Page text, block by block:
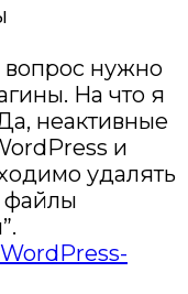
вопрос нужно
На что я
неактивные
и
удалять
файлы